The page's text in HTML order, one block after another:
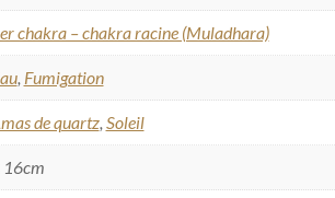
chakra – chakra racine (Muladhara)
, Fumigation
de quartz, Soleil
16cm